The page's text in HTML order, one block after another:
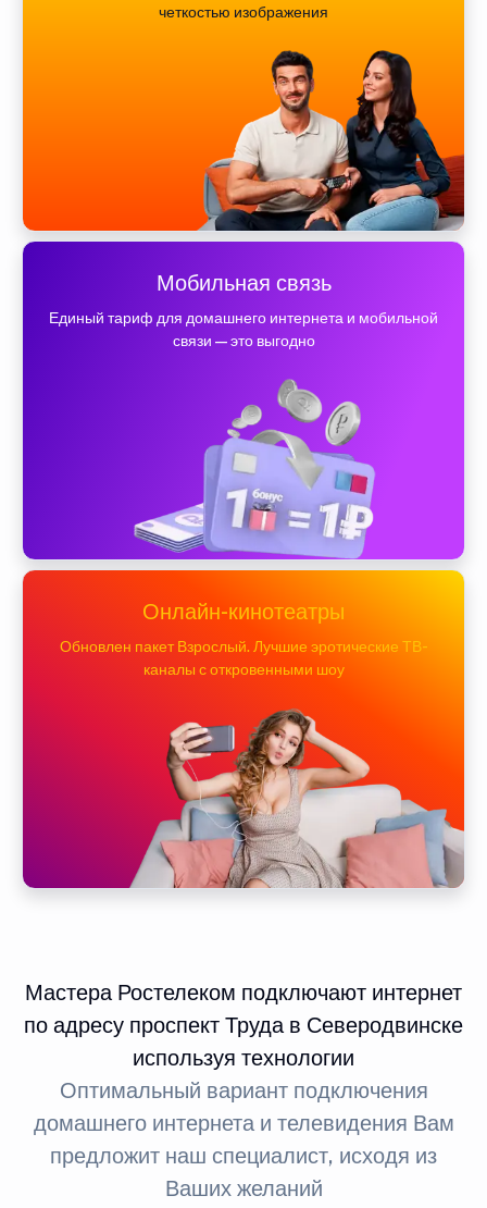
четкостью изображения
Мобильная связь
Единый тариф для домашнего интернета и мобильной
связи — это выгодно
Онлайн-кинотеатры
Обновлен пакет Взрослый. Лучшие эротические ТВ-
каналы с откровенными шоу
Мастера Ростелеком подключают интернет
по адресу проспект Труда в Северодвинске
используя технологии
Оптимальный вариант подключения
домашнего интернета и телевидения Вам
предложит наш специалист, исходя из
Ваших желаний